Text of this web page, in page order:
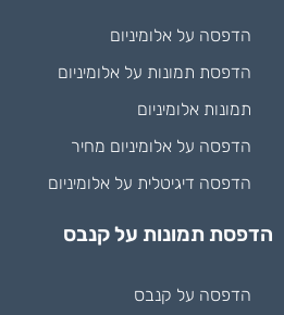
הדפסה על אלומיניום
הדפסת תמונות על אלומיניום
תמונות אלומיניום
הדפסה על אלומיניום מחיר
הדפסה דיגיטלית על אלומיניום
הדפסת תמונות על קנבס
הדפסה על קנבס